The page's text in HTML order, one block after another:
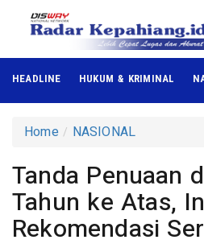
HEADLINE HUKUM & KRIMINAL
Home NASIONAL
Tanda Penuaan
Tahun ke Atas,
Rekomendasi